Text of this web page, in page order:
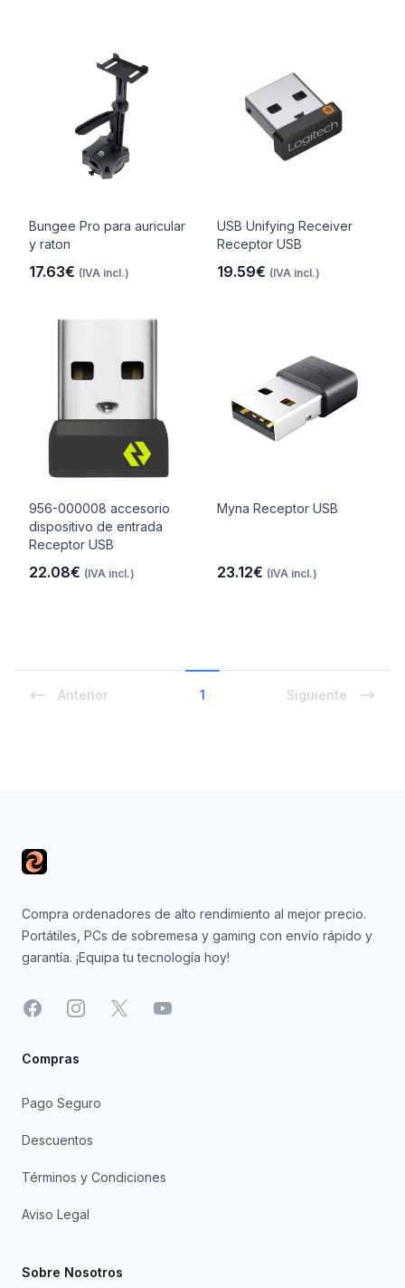
Bungee Pro para auricular
y raton
17.63€ (IVA incl.)
USB Unifying Receiver
Receptor USB
19.59€ (IVA incl.)
956-000008 accesorio
dispositivo de entrada
Receptor USB
22.08€ (IVA incl.)
Myna Receptor USB
23.12€ (IVA incl.)
Anterior 1 Siguiente
Compra ordenadores de alto rendimiento al mejor precio.
Portátiles, PCs de sobremesa y gaming con envío rápido y
garantía. ¡Equipa tu tecnología hoy!
FacebookInstagram
X YouTube
Compras
Pago Seguro
Descuentos
Términos y Condiciones
Aviso Legal
Sobre Nosotros